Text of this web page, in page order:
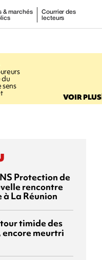
& marchés
Courrier des
lecteurs
du
sens
VOIR PLUS
Protection de
rencontre
La Réunion
timide des
encore meurtri